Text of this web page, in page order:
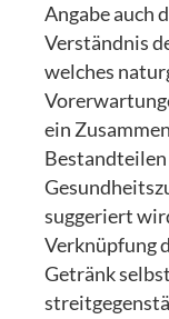
Angabe auch
Verständnis
welches
ein
Bestandteilen
suggeriert
Verknüpfung
Getränk